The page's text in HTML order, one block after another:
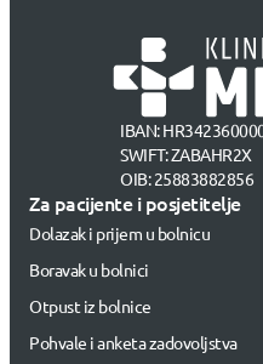
IBAN:
SWIFT: ZABAHR2X
OIB: 25883882856
Za pacijente i posjetitelje
Dolazak i prijem u bolnicu
Boravak u bolnici
Otpust iz bolnice
Pohvale i anketa zadovoljstva